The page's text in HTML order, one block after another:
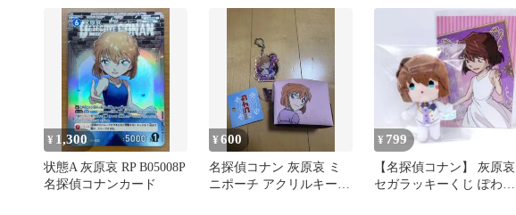
¥ 1,300
状態A 灰原哀 RP B05008P
名探偵コナンカード
¥600
名探偵コナン 灰原哀 ミ
ニポーチ アクリルキーホ
¥ 799
【名探偵コナン】 灰原哀
セガラッキーくじ ぽわぽ